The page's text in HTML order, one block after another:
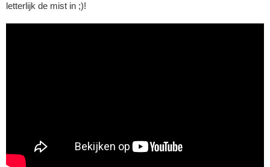
letterlijk de mist in ;)!